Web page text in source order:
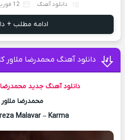
دانلود آهنگ 12 فوریه 2026
ادامه مطلب +
دانلود آهنگ محمدرضا ملاور
دانلود آهنگ جدید محمدرضا
محمدرضا ملاور
Malavar – Karma